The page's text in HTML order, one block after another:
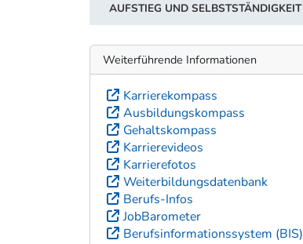
AUFSTIEG UND SELBSTSTÄNDIGKEIT
Weiterführende Informationen
Karrierekompass
Ausbildungskompass
Gehaltskompass
Karrierevideos
Karrierefotos
Weiterbildungsdatenbank
Berufs-Infos
JobBarometer
Berufsinformationssystem (BIS)